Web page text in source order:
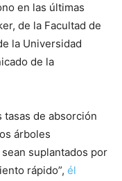
en las últimas
de la Facultad de
la Universidad
de la
tasas de absorción
árboles
suplantados por
rápido”, él